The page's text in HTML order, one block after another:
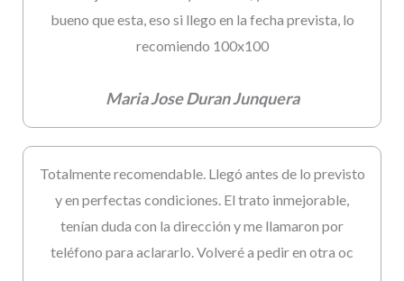
bueno que esta, eso si llego en la fecha prevista, lo
recomiendo 100x100
Maria Jose Duran Junquera
Totalmente recomendable. Llegó antes de lo previsto
y en perfectas condiciones. El trato inmejorable,
tenían duda con la dirección y me llamaron por
teléfono para aclararlo. Volveré a pedir en otra oc